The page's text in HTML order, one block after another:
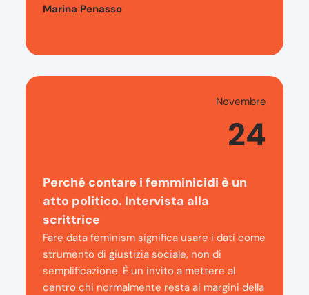
Marina Penasso
Novembre
24
Perché contare i femminicidi è un
atto politico. Intervista alla
scrittrice
Fare data feminism significa usare i dati come
strumento di giustizia sociale, non di
semplificazione. È un invito a mettere al
centro chi normalmente resta ai margini della